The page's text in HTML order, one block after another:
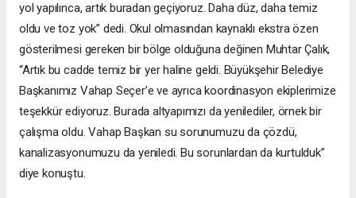
yol yapılınca, artık buradan geçiyoruz. Daha düz, daha temiz
oldu ve toz yok” dedi. Okul olmasından kaynaklı ekstra özen
gösterilmesi gereken bir bölge olduğuna değinen Muhtar Çalık,
“Artık bu cadde temiz bir yer haline geldi. Büyükşehir Belediye
Başkanımız Vahap Seçer’e ve ayrıca koordinasyon ekiplerimize
teşekkür ediyoruz. Burada altyapımızı da yenilediler, örnek bir
çalışma oldu. Vahap Başkan su sorunumuzu da çözdü,
kanalizasyonumuzu da yeniledi. Bu sorunlardan da kurtulduk”
diye konuştu.